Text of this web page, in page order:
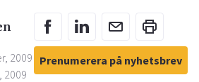
2009
2009
Prenumerera på nyhetsbrev